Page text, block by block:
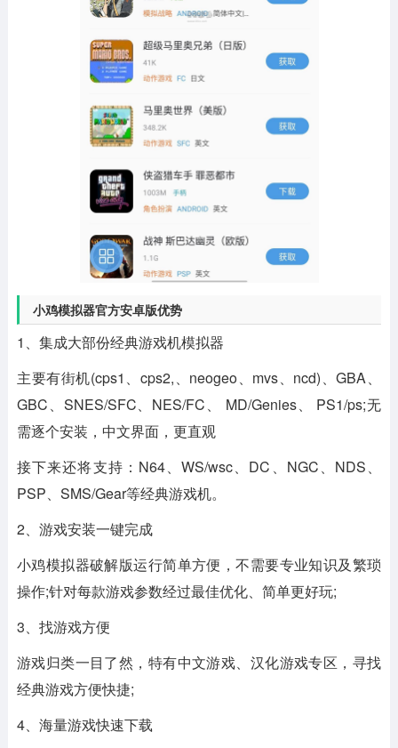
小鸡模拟器官方安卓版优势
1、集成大部份经典游戏机模拟器
主要有街机(cps1、cps2,、neogeo、mvs、ncd)、GBA、
GBC、SNES/SFC、NES/FC、 MD/Genies、 PS1/ps;无
需逐个安装，中文界面，更直观
接下来还将支持：N64、WS/wsc、DC、NGC、NDS、
PSP、SMS/Gear等经典游戏机。
2、游戏安装一键完成
小鸡模拟器破解版运行简单方便，不需要专业知识及繁琐
操作;针对每款游戏参数经过最佳优化、简单更好玩;
3、找游戏方便
游戏归类一目了然，特有中文游戏、汉化游戏专区，寻找
经典游戏方便快捷;
4、海量游戏快速下载